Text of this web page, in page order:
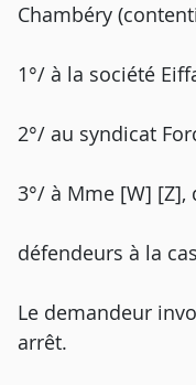
Chambéry
1°/ à la société
2°/ au syndicat
3°/ à Mme [W] [Z],
défendeurs à la
Le demandeur
arrêt.